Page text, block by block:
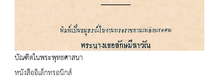
บัณฑิตในพระพุทธศาสนา
หนังสืออิเล็กทรอนิกส์